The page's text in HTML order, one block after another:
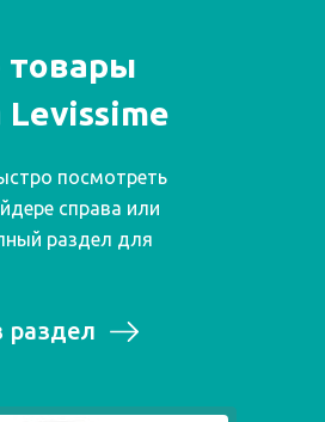
товары
посмотреть
справа или
раздел для
раздел